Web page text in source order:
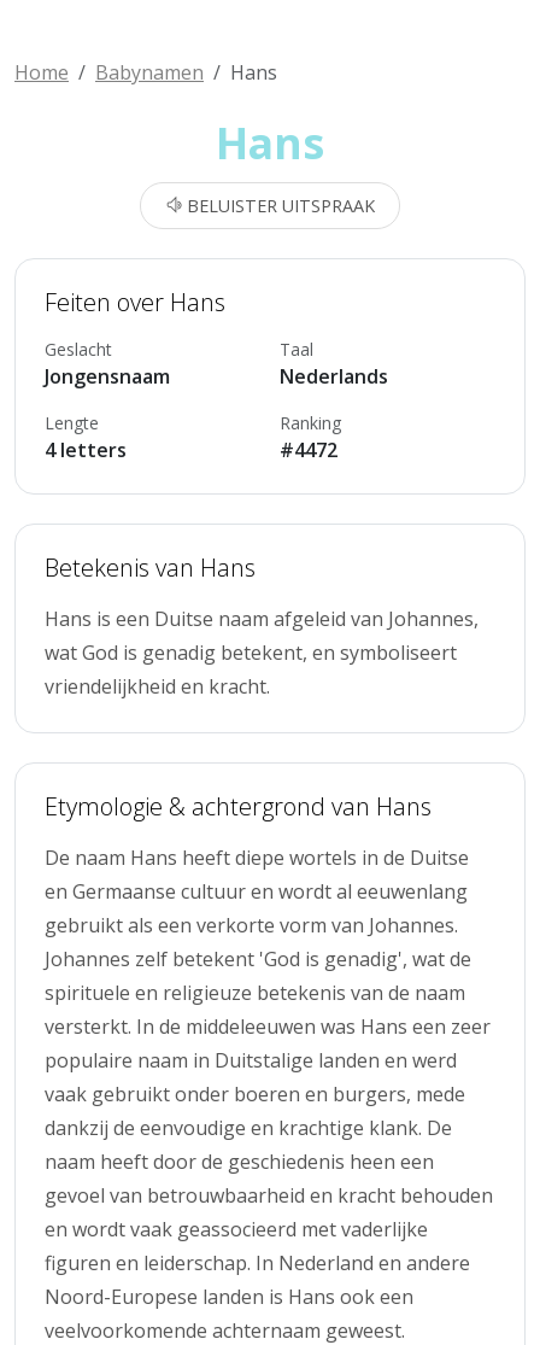
Home Babynamen Hans
Hans
BELUISTER UITSPRAAK
Feiten over Hans
Geslacht
Jongensnaam
Taal
Nederlands
Lengte
4 letters
Ranking
#4472
Betekenis van Hans
Hans is een Duitse naam afgeleid van Johannes,
wat God is genadig betekent, en symboliseert
vriendelijkheid en kracht.
Etymologie & achtergrond van Hans
De naam Hans heeft diepe wortels in de Duitse
en Germaanse cultuur en wordt al eeuwenlang
gebruikt als een verkorte vorm van Johannes.
Johannes zelf betekent 'God is genadig', wat de
spirituele en religieuze betekenis van de naam
versterkt. In de middeleeuwen was Hans een zeer
populaire naam in Duitstalige landen en werd
vaak gebruikt onder boeren en burgers, mede
dankzij de eenvoudige en krachtige klank. De
naam heeft door de geschiedenis heen een
gevoel van betrouwbaarheid en kracht behouden
en wordt vaak geassocieerd met vaderlijke
figuren en leiderschap. In Nederland en andere
Noord-Europese landen is Hans ook een
veelvoorkomende achternaam geweest.